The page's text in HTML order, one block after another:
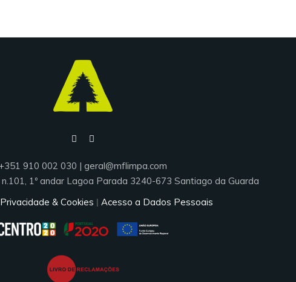
910 002 030 | geral@mflimpa.com
n.101, 1º andar Lagoa Parada 3240-673 Santiago da Guarda
& Cookies | Acesso a Dados Pessoais